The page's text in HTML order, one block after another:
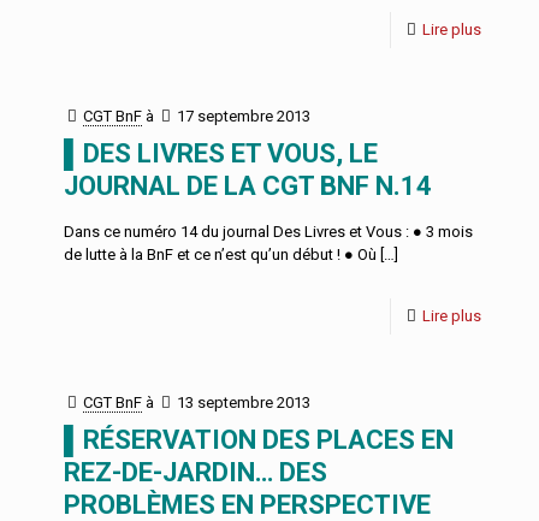
Lire plus
CGT BnF à 17 septembre 2013
▌DES LIVRES ET VOUS, LE
JOURNAL DE LA CGT BNF N.14
Dans ce numéro 14 du journal Des Livres et Vous : ● 3 mois
de lutte à la BnF et ce n’est qu’un début ! ● Où […]
Lire plus
CGT BnF à 13 septembre 2013
▌RÉSERVATION DES PLACES EN
REZ-DE-JARDIN… DES
PROBLÈMES EN PERSPECTIVE